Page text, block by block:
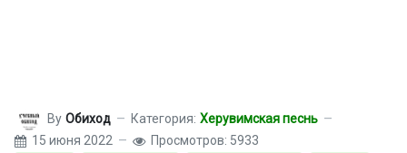
By Обиход Категория: Херувимская песнь
15 июня 2022
Просмотров: 5933